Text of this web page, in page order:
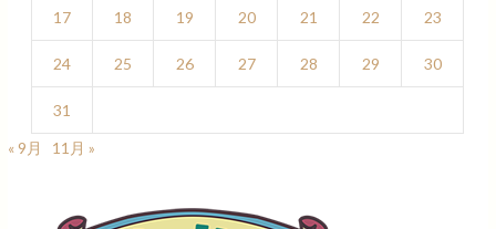
17 18 19 20 21 22 23
24 25 26 27 28 29 30
31
« 9月
11月 »